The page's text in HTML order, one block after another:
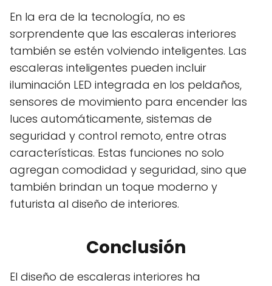
En la era de la tecnología, no es
sorprendente que las escaleras interiores
también se estén volviendo inteligentes. Las
escaleras inteligentes pueden incluir
iluminación LED integrada en los peldaños,
sensores de movimiento para encender las
luces automáticamente, sistemas de
seguridad y control remoto, entre otras
características. Estas funciones no solo
agregan comodidad y seguridad, sino que
también brindan un toque moderno y
futurista al diseño de interiores.
Conclusión
El diseño de escaleras interiores ha